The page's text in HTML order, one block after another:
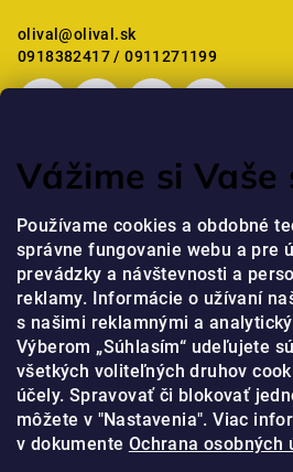
Vážime si Vaše
Používame cookies a obdobné
správne fungovanie webu a pre
prevádzky a návštevnosti a
reklamy. Informácie o užívaní
s našimi reklamnými a
Výberom „Súhlasím“ udeľujete
všetkých voliteľných druhov
účely. Spravovať či blokovať
môžete v "Nastavenia". Viac
v dokumente Ochrana osobných
olival@olival.sk
0918382417 / 0911271199
A termék értékelése 5-ből 5
| jaja
Online fizetési